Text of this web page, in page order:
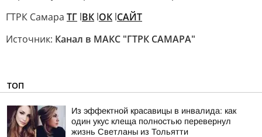
ГТРК Самара ТГ lВК lОК lСАЙТ
Источник: Канал в МАКС "ГТРК САМАРА"
ТОП
Из эффектной красавицы в инвалида: как
один укус клеща полностью перевернул
жизнь Светланы из Тольятти